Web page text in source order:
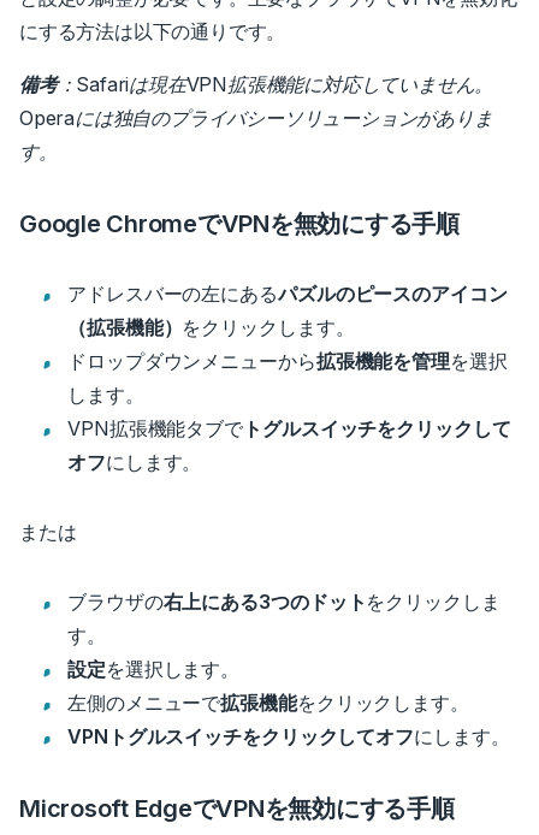
にする方法は以下の通りです。
備考： Safariは現在VPN拡張機能に対応していません。
Operaには独自のプライバシーソリューションがありま
す。
Google ChromeでVPNを無効にする手順
アドレスバーの左にあるパズルのピースのアイコン
（拡張機能） をクリックします。
ドロップダウンメニューから拡張機能を管理を選択
します。
VPN拡張機能タブで トグルスイッチをクリックして
オフにします。
または
ブラウザの右上にある3つのドット をクリックしま
す。
設定を選択します。
左側のメニューで拡張機能をクリックします。
VPNトグルスイッチをクリックしてオフにします。
Microsoft EdgeでVPNを無効にする手順